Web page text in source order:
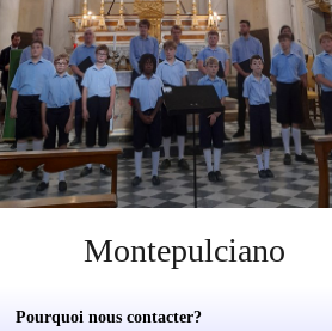
Montepulciano
Pourquoi nous contacter?